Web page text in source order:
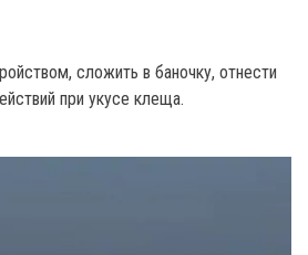
сложить в баночку, отнести
при укусе клеща.